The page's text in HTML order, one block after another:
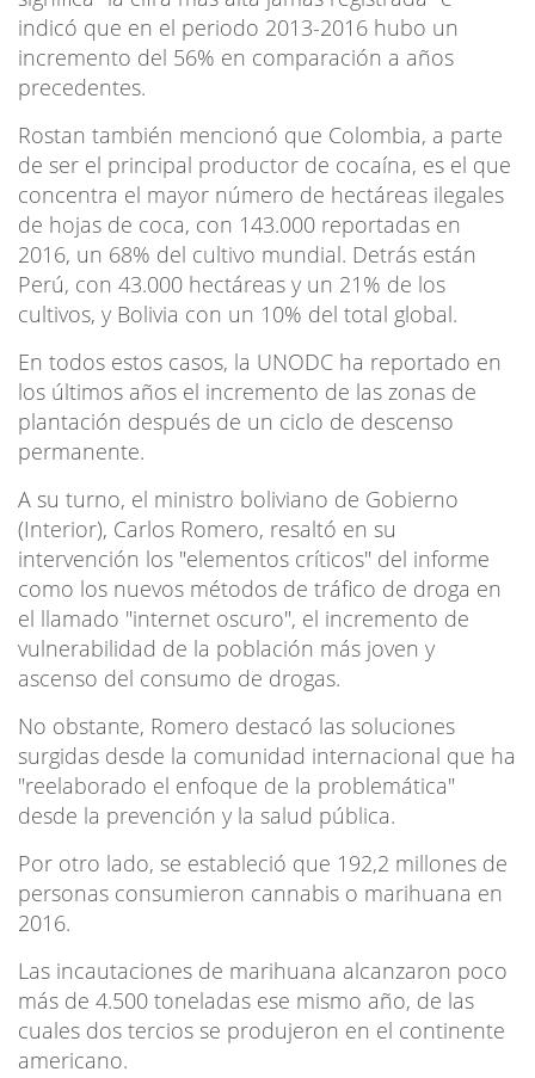
indicó que en el periodo 2013-2016 hubo un
incremento del 56% en comparación a años
precedentes.
Rostan también mencionó que Colombia, a parte
de ser el principal productor de cocaína, es el que
concentra el mayor número de hectáreas ilegales
de hojas de coca, con 143.000 reportadas en
2016, un 68% del cultivo mundial. Detrás están
Perú, con 43.000 hectáreas y un 21% de los
cultivos, y Bolivia con un 10% del total global.
En todos estos casos, la UNODC ha reportado en
los últimos años el incremento de las zonas de
plantación después de un ciclo de descenso
permanente.
A su turno, el ministro boliviano de Gobierno
(Interior), Carlos Romero, resaltó en su
intervención los "elementos críticos" del informe
como los nuevos métodos de tráfico de droga en
el llamado "internet oscuro", el incremento de
vulnerabilidad de la población más joven y
ascenso del consumo de drogas.
No obstante, Romero destacó las soluciones
surgidas desde la comunidad internacional que ha
"reelaborado el enfoque de la problemática"
desde la prevención y la salud pública.
Por otro lado, se estableció que 192,2 millones de
personas consumieron cannabis o marihuana en
2016.
Las incautaciones de marihuana alcanzaron poco
más de 4.500 toneladas ese mismo año, de las
cuales dos tercios se produjeron en el continente
americano.